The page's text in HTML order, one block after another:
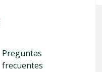
Preguntas
frecuentes